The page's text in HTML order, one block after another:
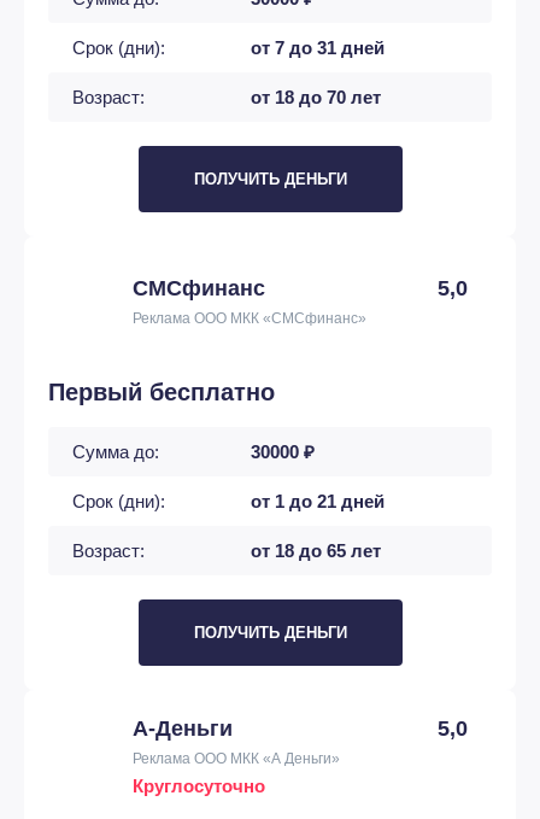
Срок (дни): от 7 до 31 дней
Возраст: от 18 до 70 лет
ПОЛУЧИТЬ ДЕНЬГИ
СМСфинанс 5,0
Реклама ООО МКК «СМСфинанс»
Первый бесплатно
Сумма до: 30000 ₽
Срок (дни): от 1 до 21 дней
Возраст: от 18 до 65 лет
ПОЛУЧИТЬ ДЕНЬГИ
А-Деньги 5,0
Реклама ООО МКК «А Деньги»
Круглосуточно